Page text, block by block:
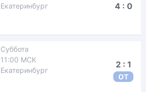
Екатеринбург
4 : 0
Суббота
11:00 МСК
Екатеринбург
2 : 1
ОТ